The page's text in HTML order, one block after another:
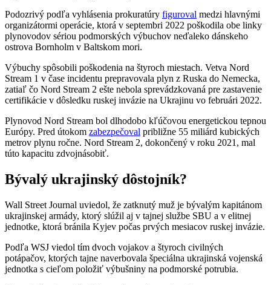
Podozrivý podľa vyhlásenia prokuratúry figuroval medzi hlavnými
organizátormi operácie, ktorá v septembri 2022 poškodila obe linky
plynovodov sériou podmorských výbuchov neďaleko dánskeho
ostrova Bornholm v Baltskom mori.
Výbuchy spôsobili poškodenia na štyroch miestach. Vetva Nord
Stream 1 v čase incidentu prepravovala plyn z Ruska do Nemecka,
zatiaľ čo Nord Stream 2 ešte nebola sprevádzkovaná pre zastavenie
certifikácie v dôsledku ruskej invázie na Ukrajinu vo februári 2022.
Plynovod Nord Stream bol dlhodobo kľúčovou energetickou tepnou
Európy. Pred útokom zabezpečoval približne 55 miliárd kubických
metrov plynu ročne. Nord Stream 2, dokončený v roku 2021, mal
túto kapacitu zdvojnásobiť.
Bývalý ukrajinský dôstojník?
Wall Street Journal uviedol, že zatknutý muž je bývalým kapitánom
ukrajinskej armády, ktorý slúžil aj v tajnej službe SBU a v elitnej
jednotke, ktorá bránila Kyjev počas prvých mesiacov ruskej invázie.
Podľa WSJ viedol tím dvoch vojakov a štyroch civilných
potápačov, ktorých tajne naverbovala špeciálna ukrajinská vojenská
jednotka s cieľom položiť výbušniny na podmorské potrubia.